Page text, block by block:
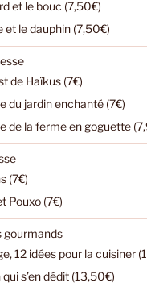
et le bouc (7,50€)
et le dauphin (7,50€)
de Haïkus (7€)
du jardin enchanté (7€)
de la ferme en goguette
(7€)
Pouxo (7€)
gourmands
12 idées pour la cuisiner
s’en dédit (13,50€)